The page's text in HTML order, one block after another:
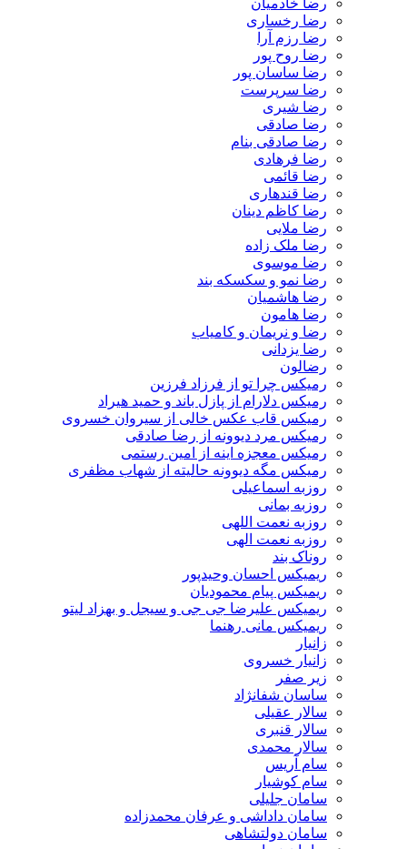
رضا خادمیان
رضا رخساری
رضا رزم آرا
رضا روح پور
رضا ساسان پور
رضا سرپرست
رضا شیری
رضا صادقی
رضا صادقی بنام
رضا فرهادی
رضا قائمی
رضا قندهاری
رضا کاظم دینان
رضا ملایی
رضا ملک زاده
رضا موسوی
رضا نمو و سکسکه بند
رضا هاشمیان
رضا هامون
رضا و نریمان و کامیاب
رضا یزدانی
رضالون
رمیکس چرا تو از فرزاد فرزین
رمیکس دلارام از پازل باند و حمید هیراد
رمیکس قاب عکس خالی از سیروان خسروی
رمیکس مرد دیوونه از رضا صادقی
رمیکس معجزه اینه از امین رستمی
رمیکس مگه دیوونه حالیته از شهاب مظفری
روزبه اسماعیلی
روزبه بمانی
روزبه نعمت اللهی
روزبه نعمت الهی
روناک بند
ریمیکس احسان وحیدپور
ریمیکس پیام محمودیان
ریمیکس علیرضا جی جی و سیجل و بهزاد لیتو
ریمیکس مانی رهنما
زانیار
زانیار خسروی
زیر صفر
ساسان شفانژاد
سالار عقیلی
سالار قنبری
سالار محمدی
سام آریس
سام کوشیار
سامان جلیلی
سامان داداشی و عرفان محمدزاده
سامان دولتشاهی